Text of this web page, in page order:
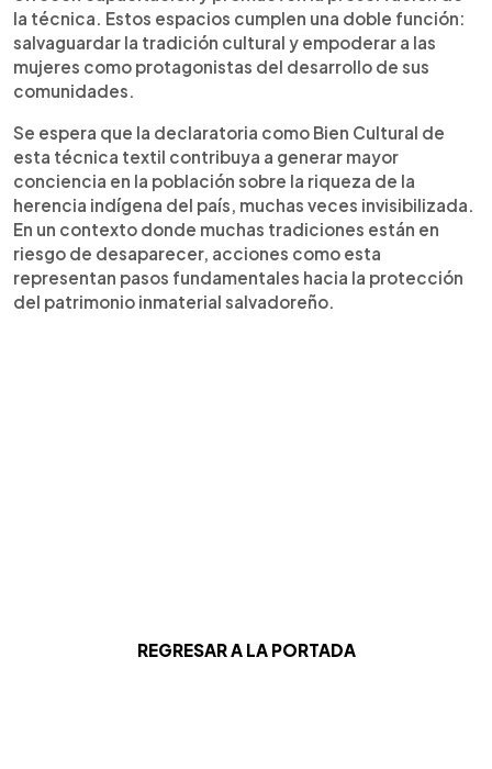
la técnica. Estos espacios cumplen una doble función:
salvaguardar la tradición cultural y empoderar a las
mujeres como protagonistas del desarrollo de sus
comunidades.
Se espera que la declaratoria como Bien Cultural de
esta técnica textil contribuya a generar mayor
conciencia en la población sobre la riqueza de la
herencia indígena del país, muchas veces invisibilizada.
En un contexto donde muchas tradiciones están en
riesgo de desaparecer, acciones como esta
representan pasos fundamentales hacia la protección
del patrimonio inmaterial salvadoreño.
REGRESAR A LA PORTADA